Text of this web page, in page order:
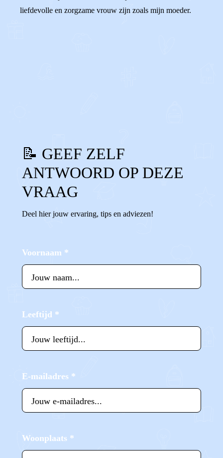
liefdevolle en zorgzame vrouw zijn zoals mijn moeder.
📝 GEEF ZELF
ANTWOORD OP DEZE
VRAAG
Deel hier jouw ervaring, tips en adviezen!
Voornaam *
Leeftijd *
E-mailadres *
Woonplaats *